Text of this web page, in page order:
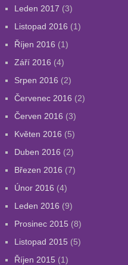
Leden 2017 (3)
Listopad 2016 (1)
Říjen 2016 (1)
Září 2016 (4)
Srpen 2016 (2)
Červenec 2016 (2)
Červen 2016 (3)
Květen 2016 (5)
Duben 2016 (2)
Březen 2016 (7)
Únor 2016 (4)
Leden 2016 (9)
Prosinec 2015 (8)
Listopad 2015 (5)
Říjen 2015 (1)